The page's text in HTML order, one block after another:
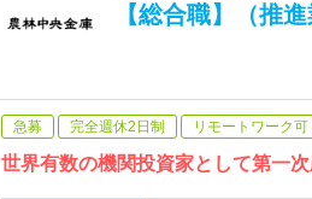
【総合職】（推
急募 完全週休2日制 リモートワーク可
世界有数の機関投資家として第一